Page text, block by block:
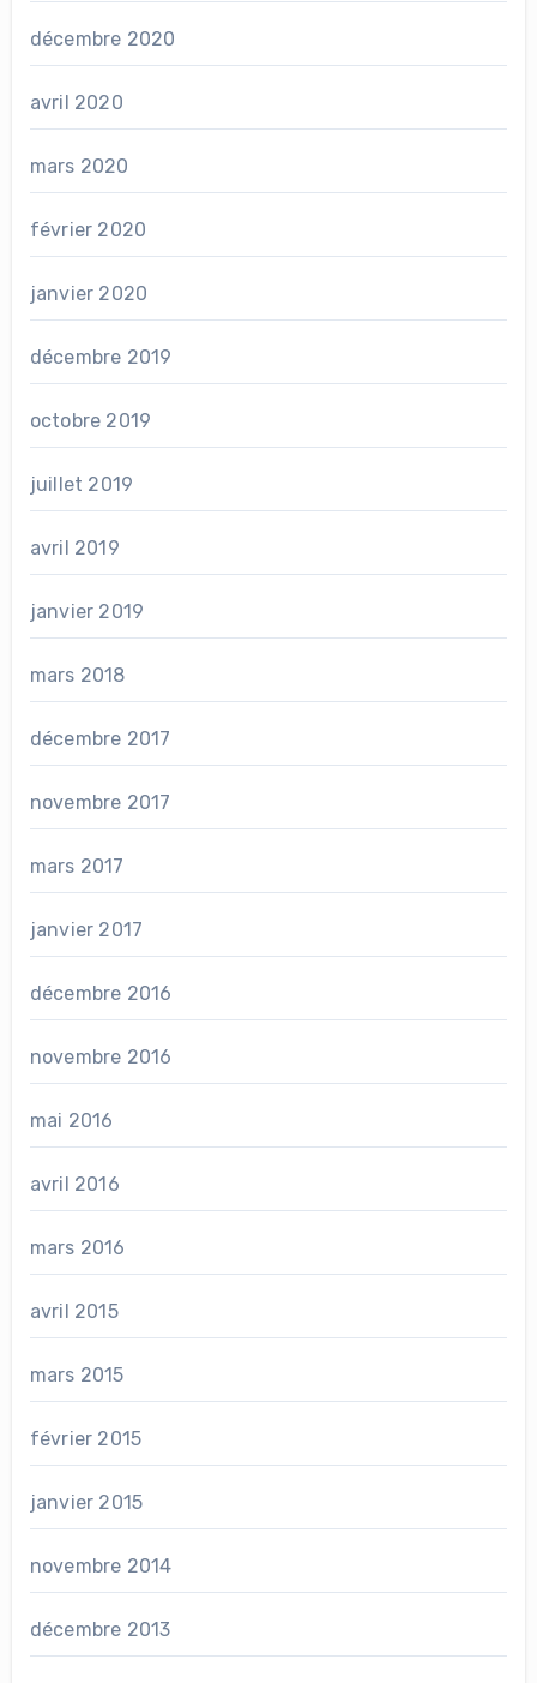
décembre 2020
avril 2020
mars 2020
février 2020
janvier 2020
décembre 2019
octobre 2019
juillet 2019
avril 2019
janvier 2019
mars 2018
décembre 2017
novembre 2017
mars 2017
janvier 2017
décembre 2016
novembre 2016
mai 2016
avril 2016
mars 2016
avril 2015
mars 2015
février 2015
janvier 2015
novembre 2014
décembre 2013